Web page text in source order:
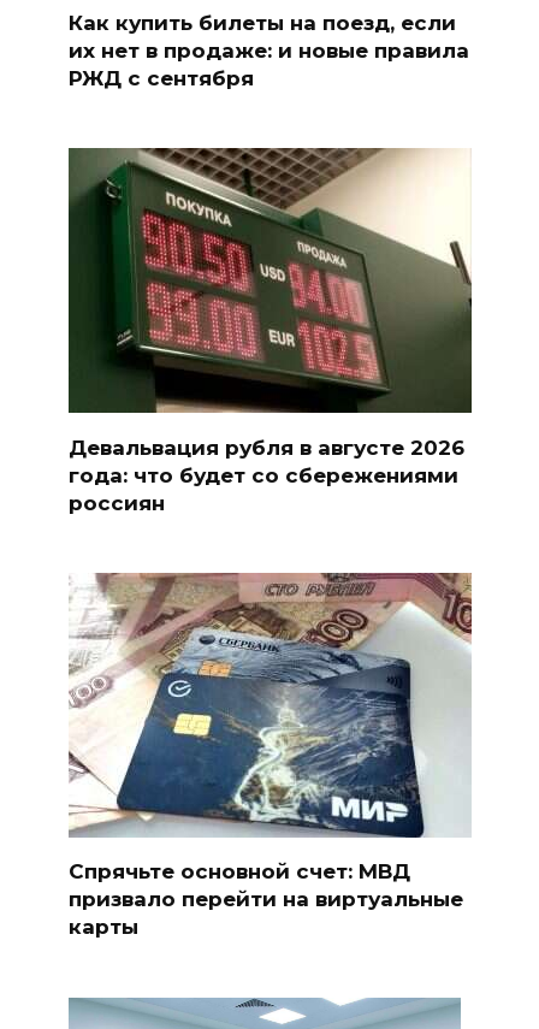
Как купить билеты на поезд, если
их нет в продаже: и новые правила
РЖД с сентября
Девальвация рубля в августе 2026
года: что будет со сбережениями
россиян
Спрячьте основной счет: МВД
призвало перейти на виртуальные
карты